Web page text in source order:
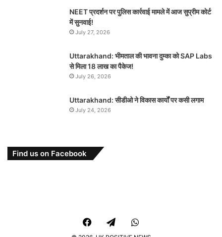
NEET प्रदर्शन पर पुलिस कार्रवाई मामले में आज सुप्रीम कोर्ट
में सुनवाई!
July 27, 2026
Uttarakhand: भीमताल की भावना दुम्का को SAP Labs
से मिला 18 लाख का पैकेज!
July 26, 2026
Uttarakhand: सीडीओ ने विकास कार्यों पर कसी लगाम
July 24, 2026
Find us on Facebook
FacebookTelegramWhatsApp